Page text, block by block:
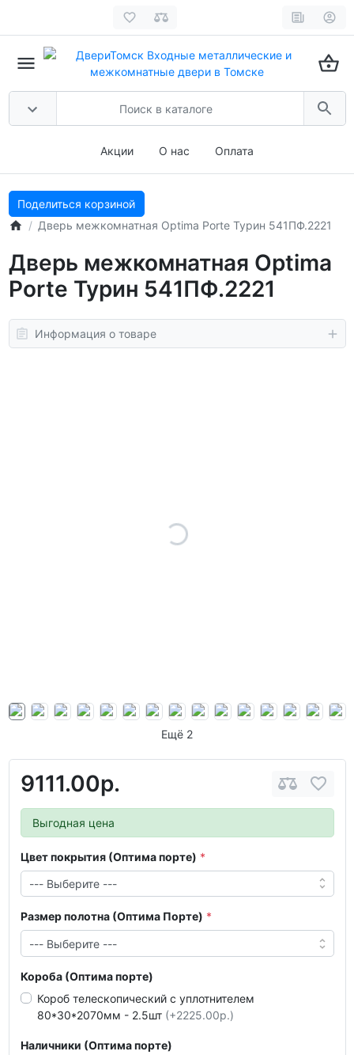
Акции О нас Оплата
Поделиться корзиной
Дверь межкомнатная Optima Porte Турин 541ПФ.2221
Дверь межкомнатная Optima
Porte Турин 541ПФ.2221
Информация о товаре
Ещё 2
9111.00р.
Выгодная цена
Цвет покрытия (Оптима порте)
Размер полотна (Оптима Порте)
Короба (Оптима порте)
Короб телескопический с уплотнителем
80*30*2070мм - 2.5шт (+2225.00р.)
Наличники (Оптима порте)